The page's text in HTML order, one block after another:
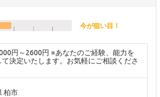
今が狙い目！
円～2600円 ※あなたのご経験、能力を
て決定いたします。お気軽にご相談くださ
柏市